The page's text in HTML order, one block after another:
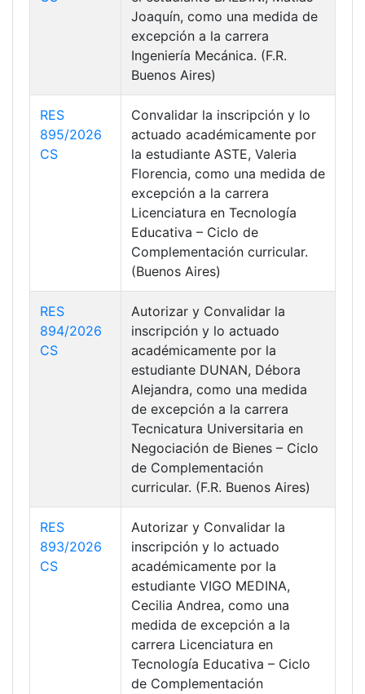
Joaquín, como una medida de
excepción a la carrera
Ingeniería Mecánica. (F.R.
Buenos Aires)
RES
895/2026
CS
Convalidar la inscripción y lo
actuado académicamente por
la estudiante ASTE, Valeria
Florencia, como una medida de
excepción a la carrera
Licenciatura en Tecnología
Educativa – Ciclo de
Complementación curricular.
(Buenos Aires)
RES
894/2026
CS
Autorizar y Convalidar la
inscripción y lo actuado
académicamente por la
estudiante DUNAN, Débora
Alejandra, como una medida
de excepción a la carrera
Tecnicatura Universitaria en
Negociación de Bienes – Ciclo
de Complementación
curricular. (F.R. Buenos Aires)
RES
893/2026
CS
Autorizar y Convalidar la
inscripción y lo actuado
académicamente por la
estudiante VIGO MEDINA,
Cecilia Andrea, como una
medida de excepción a la
carrera Licenciatura en
Tecnología Educativa – Ciclo
de Complementación